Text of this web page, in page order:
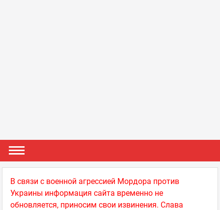
В связи с военной агрессией Мордора против
Украины информация сайта временно не
обновляется, приносим свои извинения. Слава